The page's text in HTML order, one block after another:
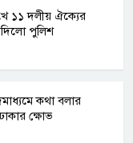
১১ দলীয় ঐক্যের
পুলিশ
কথা বলার
ক্ষোভ